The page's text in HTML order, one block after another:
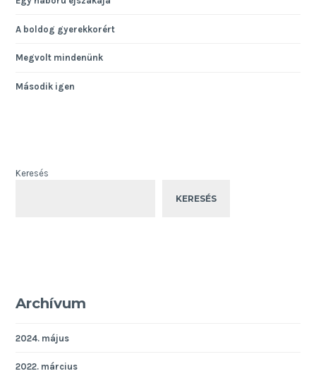
A boldog gyerekkorért
Megvolt mindenünk
Második igen
Keresés
KERESÉS
Archívum
2024. május
2022. március